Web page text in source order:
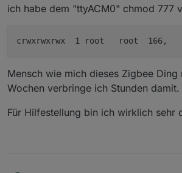
ich habe dem "ttyACM0" chmod 777
Mensch wie mich dieses Zigbee Ding
Wochen verbringe ich Stunden
Für Hilfestellung bin ich wirklich sehr